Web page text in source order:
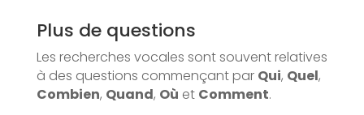
Plus de questions
Les recherches vocales sont souvent relatives
à des questions commençant par Qui, Quel,
Combien, Quand, Où et Comment.